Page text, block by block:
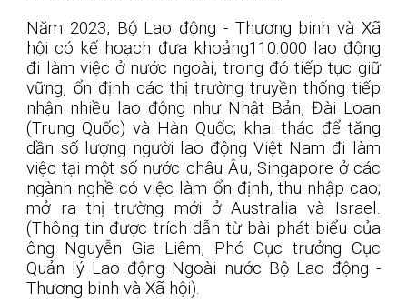
Năm 2023, Bộ Lao động - Thương binh và Xã
hội có kế hoạch đưa khoảng110.000 lao động
đi làm việc ở nước ngoài, trong đó tiếp tục giữ
vững, ổn định các thị trường truyền thống tiếp
nhận nhiều lao động như Nhật Bản, Đài Loan
(Trung Quốc) và Hàn Quốc; khai thác để tăng
dần số lượng người lao động Việt Nam đi làm
việc tại một số nước châu Âu, Singapore ở các
ngành nghề có việc làm ổn định, thu nhập cao;
mở ra thị trường mới ở Australia và Israel.
(Thông tin được trích dẫn từ bài phát biểu của
ông Nguyễn Gia Liêm, Phó Cục trưởng Cục
Quản lý Lao động Ngoài nước Bộ Lao động -
Thương binh và Xã hội).